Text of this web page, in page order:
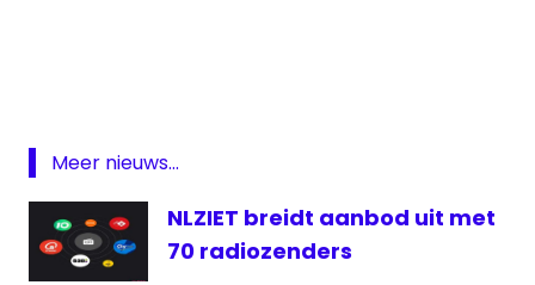
Haagse
Honderd
lijst
lokale
Meer nieuws...
NLZIET breidt aanbod uit met
70 radiozenders